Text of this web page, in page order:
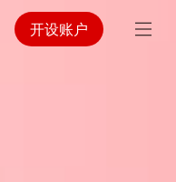
开设账户